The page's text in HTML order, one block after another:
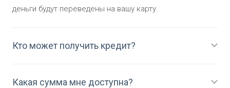
деньги будут переведены на вашу карту.
Кто может получить кредит?
Какая сумма мне доступна?